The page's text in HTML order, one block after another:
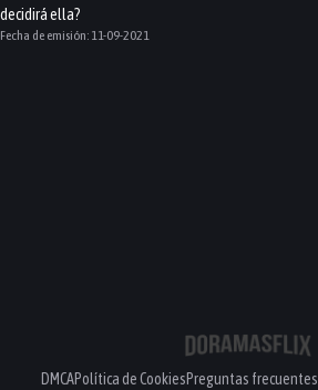
decidirá ella?
Fecha de emisión: 11-09-2021
DMCAPolítica de CookiesPreguntas frecuentes